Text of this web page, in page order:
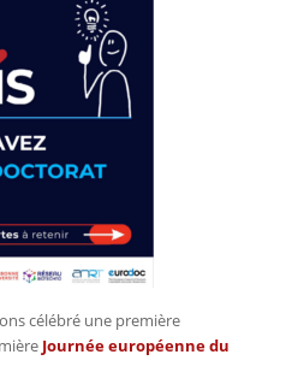
célébré une première
Journée européenne du